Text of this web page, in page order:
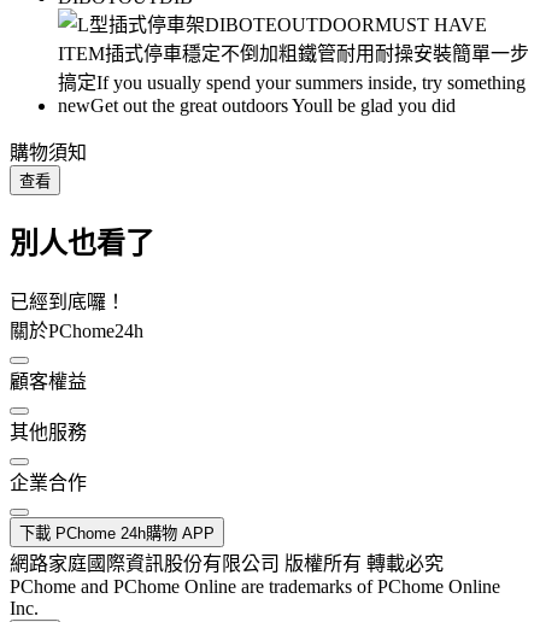
購物須知
查看
別人也看了
已經到底囉！
關於PChome24h
顧客權益
其他服務
企業合作
下載 PChome 24h購物 APP
網路家庭國際資訊股份有限公司 版權所有 轉載必究
PChome and PChome Online are trademarks of PChome Online
Inc.